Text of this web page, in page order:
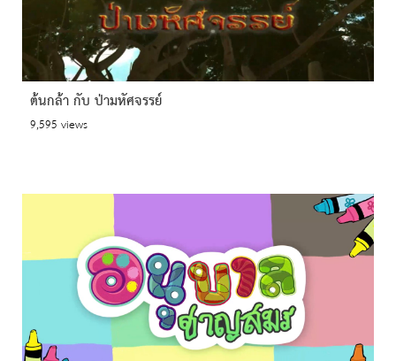
ต้นกล้า กับ ป่ามหัศจรรย์
9,595 views